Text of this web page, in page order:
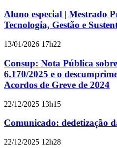
Aluno especial | Mestrado
Tecnologia, Gestão e
13/01/2026 17h22
Consup: Nota Pública
6.170/2025 e o
Acordos de Greve de 2024
22/12/2025 13h15
Comunicado: dedetização
22/12/2025 12h28